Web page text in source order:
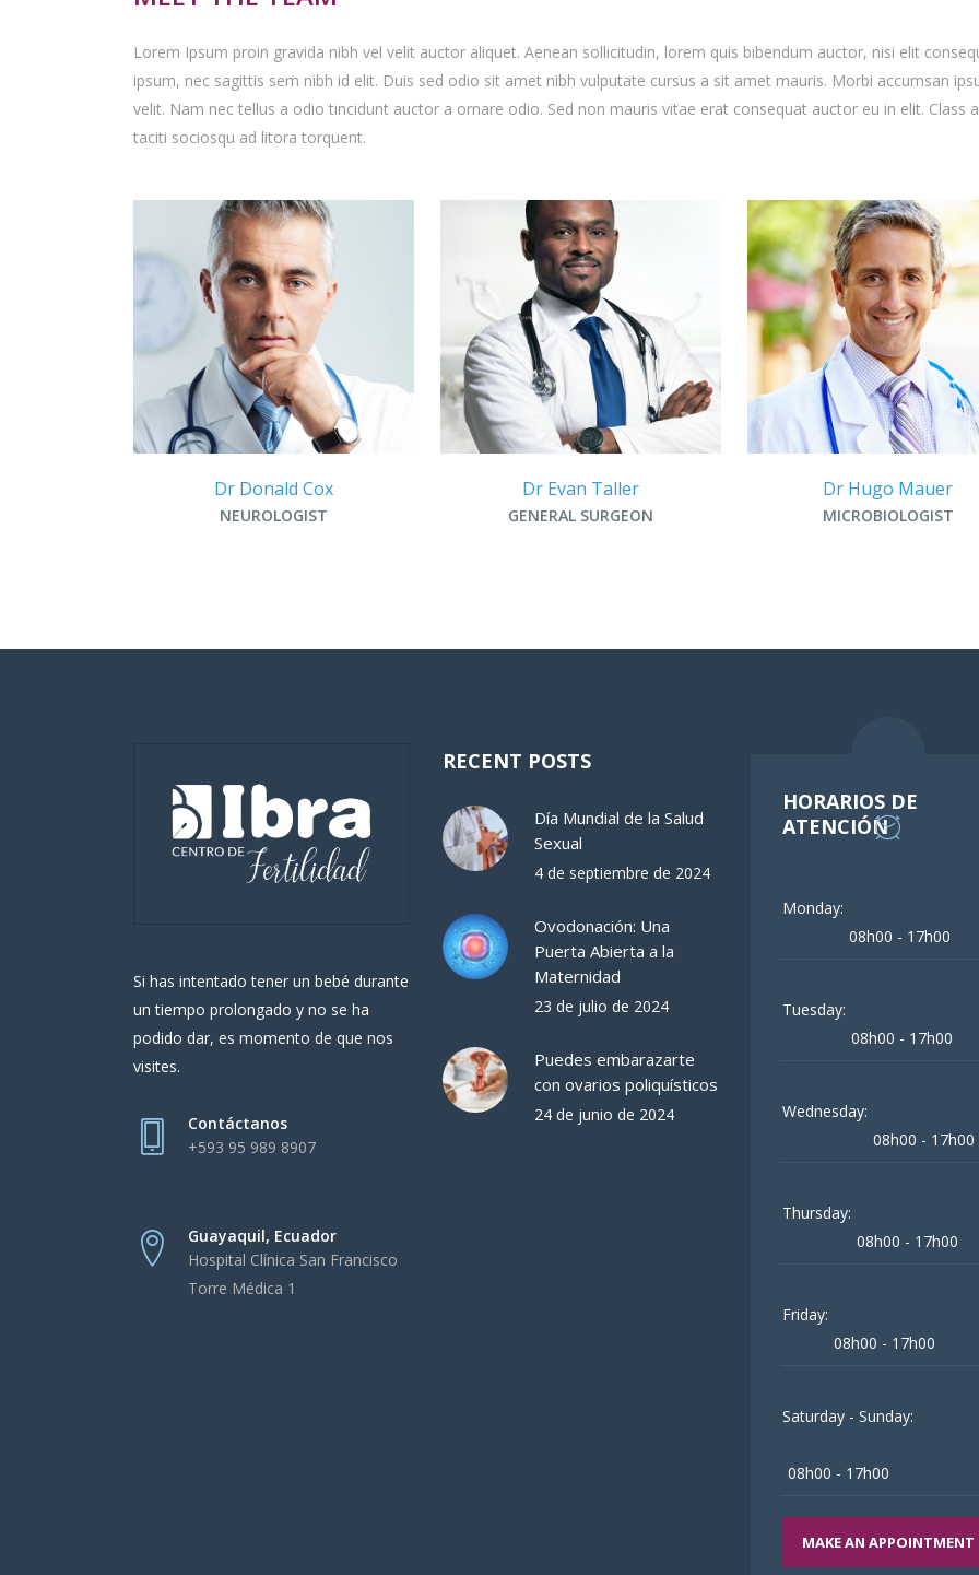
Lorem Ipsum proin gravida nibh vel velit auctor aliquet. Aenean sollicitudin, lorem quis bibendum auctor, nisi elit
ipsum, nec sagittis sem nibh id elit. Duis sed odio sit amet nibh vulputate cursus a sit amet mauris. Morbi accumsan
velit. Nam nec tellus a odio tincidunt auctor a ornare odio. Sed non mauris vitae erat consequat auctor eu in elit. Class
taciti sociosqu ad litora torquent.
Dr Donald Cox
NEUROLOGIST
Dr Evan Taller
GENERAL SURGEON
Dr Hugo Mauer
MICROBIOLOGIST
Si has intentado tener un bebé durante
un tiempo prolongado y no se ha
podido dar, es momento de que nos
visites.
Contáctanos
+593 95 989 8907
Guayaquil, Ecuador
Hospital Clínica San Francisco
Torre Médica 1
RECENT POSTS
Día Mundial de la Salud
Sexual
4 de septiembre de 2024
Ovodonación: Una
Puerta Abierta a la
Maternidad
23 de julio de 2024
Puedes embarazarte
con ovarios poliquísticos
24 de junio de 2024
HORARIOS DE
ATENCIÓN
Monday:
08h00 - 17h00
Tuesday:
08h00 - 17h00
Wednesday:
08h00 - 17h00
Thursday:
08h00 - 17h00
Friday:
08h00 - 17h00
Saturday - Sunday:
08h00 - 17h00
MAKE AN APPOINTMENT